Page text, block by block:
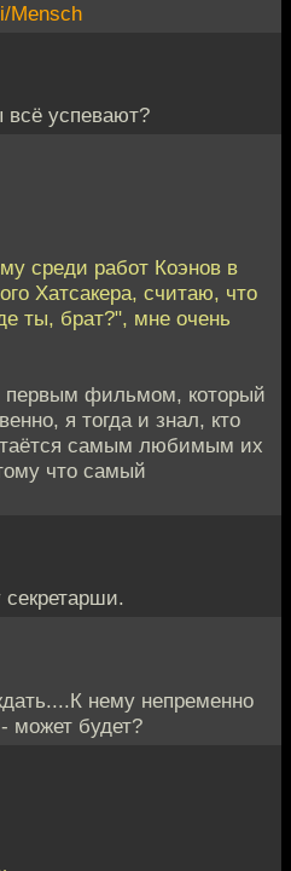
Mensch
всё успевают?
среди работ Коэнов в
Хатсакера, считаю, что
ты, брат?", мне очень
первым фильмом, который
я тогда и знал, кто
самым любимым их
что самый
нему непременно
может будет?